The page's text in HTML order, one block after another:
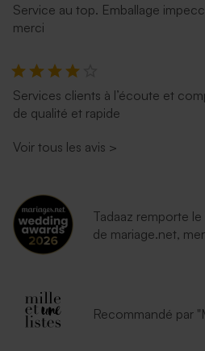
Service au top. Emballage
merci
Services clients à l’écoute et
de qualité et rapide
Voir tous les avis >
Tadaaz remporte
de mariage.net,
Recommandé par